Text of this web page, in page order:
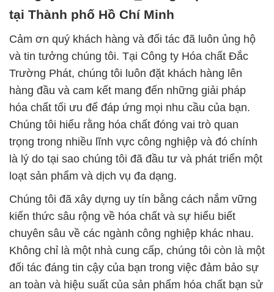
tại Thành phố Hồ Chí Minh
Cảm ơn quý khách hàng và đối tác đã luôn ủng hộ
và tin tưởng chúng tôi. Tại Công ty Hóa chất Đắc
Trường Phát, chúng tôi luôn đặt khách hàng lên
hàng đầu và cam kết mang đến những giải pháp
hóa chất tối ưu để đáp ứng mọi nhu cầu của bạn.
Chúng tôi hiểu rằng hóa chất đóng vai trò quan
trọng trong nhiều lĩnh vực công nghiệp và đó chính
là lý do tại sao chúng tôi đã đầu tư và phát triển một
loạt sản phẩm và dịch vụ đa dạng.
Chúng tôi đã xây dựng uy tín bằng cách nắm vững
kiến thức sâu rộng về hóa chất và sự hiểu biết
chuyên sâu về các ngành công nghiệp khác nhau.
Không chỉ là một nhà cung cấp, chúng tôi còn là một
đối tác đáng tin cậy của bạn trong việc đảm bảo sự
an toàn và hiệu suất của sản phẩm hóa chất bạn sử